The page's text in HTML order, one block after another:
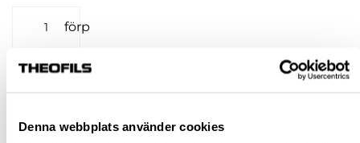
Denna webbplats använder cookies
förp